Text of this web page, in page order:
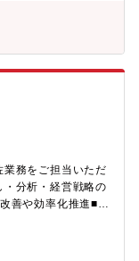
務をご担当いただ
分析・経営戦略の
善や効率化推進■社